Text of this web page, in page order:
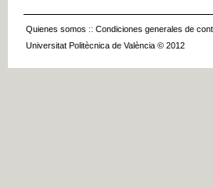
Quienes somos :: Condiciones generales de
Universitat Politècnica de València © 2012